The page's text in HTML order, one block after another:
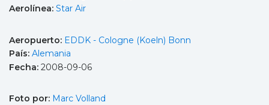
Aerolínea: Star Air
Aeropuerto: EDDK - Cologne (Koeln) Bonn
País: Alemania
Fecha: 2008-09-06
Foto por: Marc Volland